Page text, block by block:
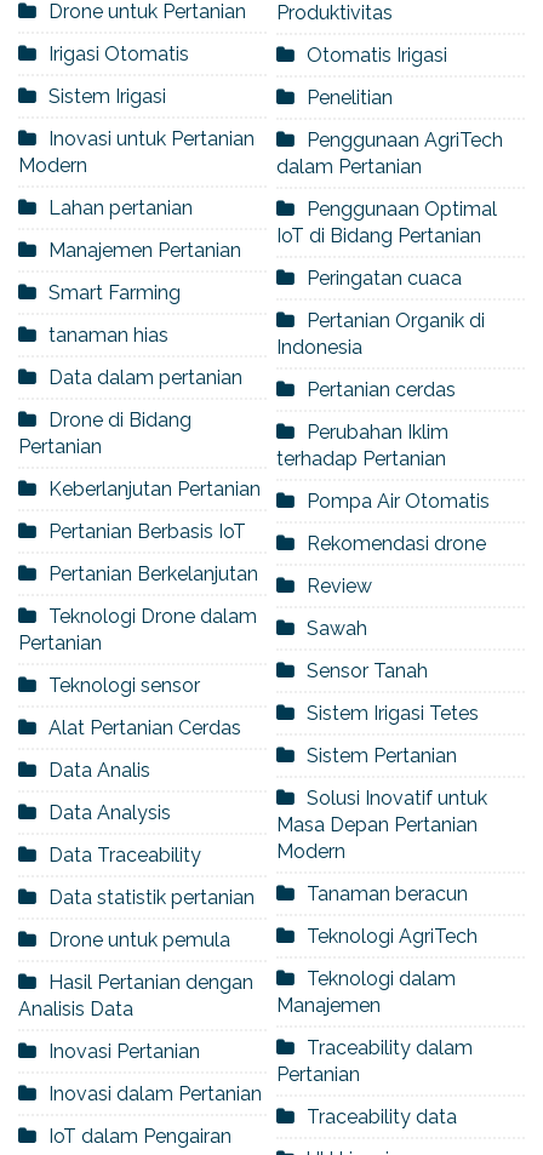
Drone untuk Pertanian
Irigasi Otomatis
Sistem Irigasi
Inovasi untuk Pertanian
Modern
Lahan pertanian
Manajemen Pertanian
Smart Farming
tanaman hias
Data dalam pertanian
Drone di Bidang
Pertanian
Keberlanjutan Pertanian
Pertanian Berbasis IoT
Pertanian Berkelanjutan
Teknologi Drone dalam
Pertanian
Teknologi sensor
Alat Pertanian Cerdas
Data Analis
Data Analysis
Data Traceability
Data statistik pertanian
Drone untuk pemula
Hasil Pertanian dengan
Analisis Data
Inovasi Pertanian
Inovasi dalam Pertanian
IoT dalam Pengairan
Produktivitas
Otomatis Irigasi
Penelitian
Penggunaan AgriTech
dalam Pertanian
Penggunaan Optimal
IoT di Bidang Pertanian
Peringatan cuaca
Pertanian Organik di
Indonesia
Pertanian cerdas
Perubahan Iklim
terhadap Pertanian
Pompa Air Otomatis
Rekomendasi drone
Review
Sawah
Sensor Tanah
Sistem Irigasi Tetes
Sistem Pertanian
Solusi Inovatif untuk
Masa Depan Pertanian
Modern
Tanaman beracun
Teknologi AgriTech
Teknologi dalam
Manajemen
Traceability dalam
Pertanian
Traceability data